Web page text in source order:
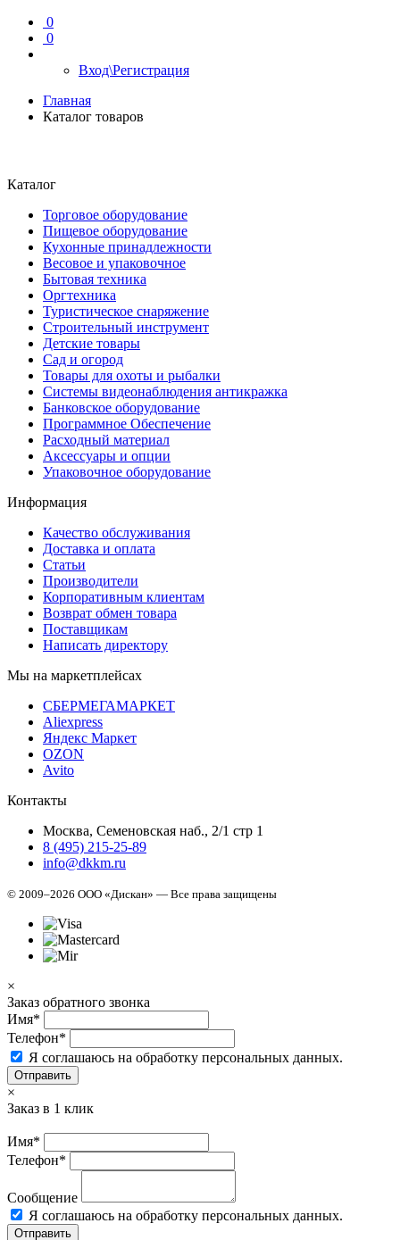
0
0
Вход\Регистрация
Главная
Каталог товаров
Каталог
Торговое оборудование
Пищевое оборудование
Кухонные принадлежности
Весовое и упаковочное
Бытовая техника
Оргтехника
Туристическое снаряжение
Строительный инструмент
Детские товары
Сад и огород
Товары для охоты и рыбалки
Системы видеонаблюдения антикражка
Банковское оборудование
Программное Обеспечение
Расходный материал
Аксессуары и опции
Упаковочное оборудование
Информация
Качество обслуживания
Доставка и оплата
Статьи
Производители
Корпоративным клиентам
Возврат обмен товара
Поставщикам
Написать директору
Мы на маркетплейсах
СБЕРМЕГАМАРКЕТ
Aliexpress
Яндекс Маркет
OZON
Avito
Контакты
Москва, Семеновская наб., 2/1 стр 1
8 (495) 215-25-89
info@dkkm.ru
© 2009–2026 ООО «Дискан» — Все права защищены
×
Заказ обратного звонка
Имя*
Телефон*
Я соглашаюсь на обработку персональных данных.
Отправить
×
Заказ в 1 клик
Имя*
Телефон*
Сообщение
Я соглашаюсь на обработку персональных данных.
Отправить